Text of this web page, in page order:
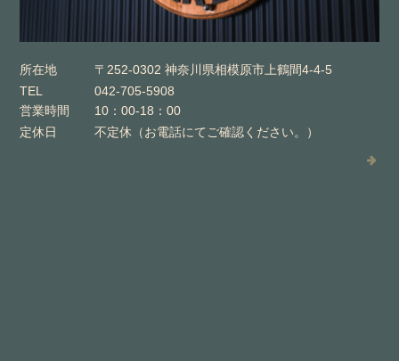
所在地
〒252-0302 神奈川県相模原市上鶴間4-4-5
TEL
042-705-5908
営業時間
10：00-18：00
定休日
不定休（お電話にてご確認ください。）